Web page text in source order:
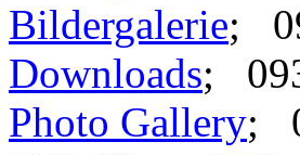
Bildergalerie;
Downloads;
Photo Gallery;